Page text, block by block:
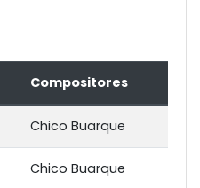
Compositores
Chico Buarque
Chico Buarque